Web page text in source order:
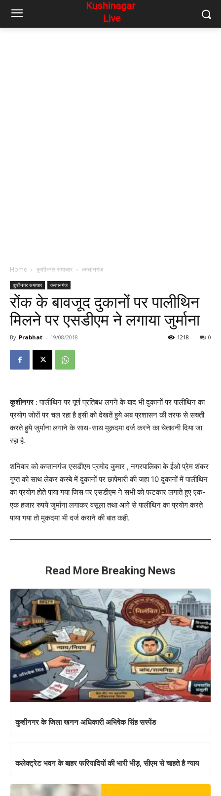
Home कुशीनगर समाचार कप्तानगंज
कुशीनगर समाचार कप्तानगंज
रोंक के बावजूद दुकानों पर पालीथिन
मिलने पर एसडीएम ने लगाया जुर्माना
By Prabhat - 19/08/2018 0
1218
कुशीनगर: पालीथिन पर पूर्ण प्रतिबंध लगने के बाद भी दुकानों पर पालीथिन का
प्रयोग जोरों पर चल रहा है इसी को देखतें हुये अब प्रशासन की तरफ से सख्ती
करते हुये जुर्माना लगाने के साथ-साथ मुक़दमा दर्ज करने का चेतावनी दिया जा
रहा है.
शनिवार को कप्तानगंज एसडीएम प्रमोद कुमार , नगरपालिका के ईओ प्रेम शंकर
गुप्त को साथ लेकर कस्बे में दुकानों पर छापेमारी की जहा 10 दुकानों में पालीथिन
का प्रयोग होते पाया गया जिस पर एसडीएम ने सभी को फटकार लगाते हुए एक-
एक हजार रुपये जुर्माना लगाकर वसूला तथा आगे से पालीथिन का प्रयोग करते
पाया गया तो मुकदमा भी दर्ज कराने की बात कही.
Read More Breaking News
कुशीनगर के जिला खनन अधिकारी अभिषेक सिंह सस्पेंड
कलेक्ट्रेट भवन के बाहर फरियादियों की भारी भीड़, सीएम से चाहते है न्याय